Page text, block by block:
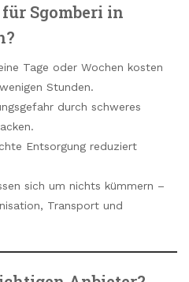
Sgomberi in
Tage oder Wochen kosten
Stunden.
durch schweres
Entsorgung reduziert
sich um nichts kümmern –
Transport und